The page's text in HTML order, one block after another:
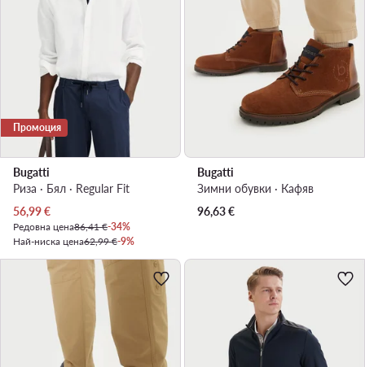
Промоция
Bugatti
Риза · Бял · Regular Fit
Актуална цена
56,99€
Редовна цена86,41 €-34%
Най-ниска цена62,99 €-9%
Bugatti
Зимни обувки · Кафяв
96,63€